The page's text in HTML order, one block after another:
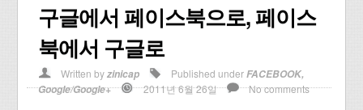
구글에서 페이스북으로, 페이스
북에서 구글로
Written byzinicap Published underFACEBOOK,
Google/Google+
2011년 6월 26일 No comments